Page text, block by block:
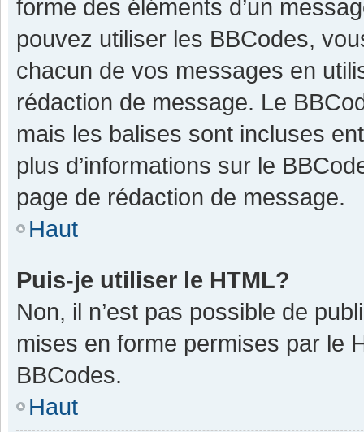
forme des éléments d’un
pouvez utiliser les BBCodes,
chacun de vos messages en
rédaction de message. Le
mais les balises sont incluses
plus d’informations sur le
page de rédaction de message.
Haut
Puis-je utiliser le HTML?
Non, il n’est pas possible de
mises en forme permises par le
BBCodes.
Haut